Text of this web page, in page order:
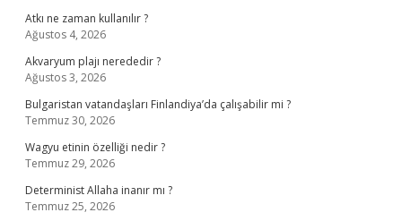
Atkı ne zaman kullanılır ?
Ağustos 4, 2026
Akvaryum plajı nerededir ?
Ağustos 3, 2026
Bulgaristan vatandaşları Finlandiya’da çalışabilir mi ?
Temmuz 30, 2026
Wagyu etinin özelliği nedir ?
Temmuz 29, 2026
Determinist Allaha inanır mı ?
Temmuz 25, 2026